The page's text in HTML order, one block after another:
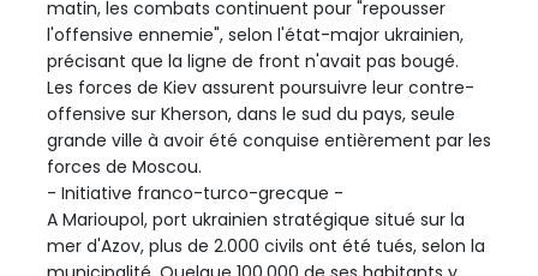
matin, les combats continuent pour "repousser
l'offensive ennemie", selon l'état-major ukrainien,
précisant que la ligne de front n'avait pas bougé.
Les forces de Kiev assurent poursuivre leur contre-
offensive sur Kherson, dans le sud du pays, seule
grande ville à avoir été conquise entièrement par les
forces de Moscou.
- Initiative franco-turco-grecque -
A Marioupol, port ukrainien stratégique situé sur la
mer d'Azov, plus de 2.000 civils ont été tués, selon la